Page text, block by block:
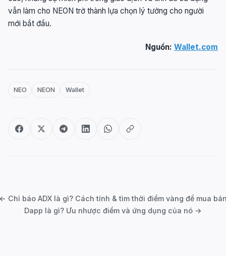
vẫn làm cho NEON trở thành lựa chọn lý tưởng cho người
mới bắt đầu.
Nguồn: Wallet.com
NEO NEON Wallet
Chỉ báo ADX là gì? Cách tính & tìm thời điểm vàng để mua
Dapp là gì? Ưu nhược điểm và ứng dụng của nó →